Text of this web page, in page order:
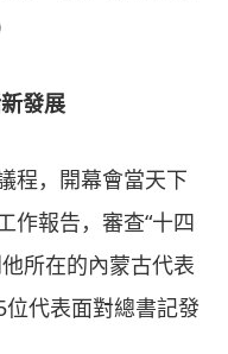
發展
，開幕會當天下
作報告，審查“十四
所在的內蒙古代表
代表面對總書記發